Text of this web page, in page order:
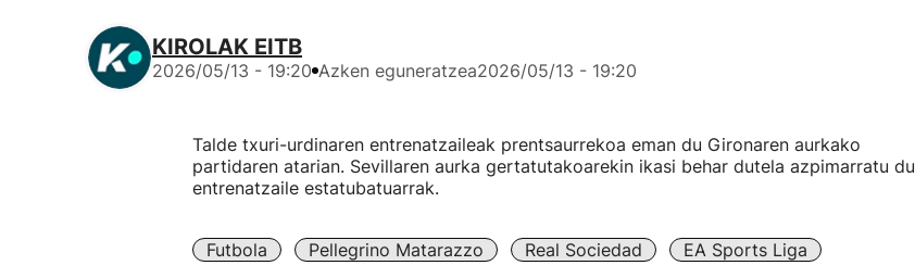
KIROLAK EITB
2026/05/13 - 19:20 Azken eguneratzea2026/05/13 - 19:20
Talde txuri-urdinaren entrenatzaileak prentsaurrekoa eman du Gironaren aurkako
partidaren atarian. Sevillaren aurka gertatutakoarekin ikasi behar dutela azpimarratu du
entrenatzaile estatubatuarrak.
Futbola Pellegrino Matarazzo Real Sociedad EA Sports Liga